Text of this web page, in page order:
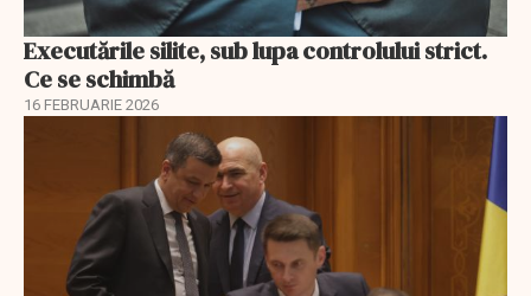
Executările silite, sub lupa controlului strict.
Ce se schimbă
16 FEBRUARIE 2026